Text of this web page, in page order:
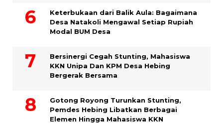
Keterbukaan dari Balik Aula: Bagaimana
Desa Natakoli Mengawal Setiap Rupiah
Modal BUM Desa
Bersinergi Cegah Stunting, Mahasiswa
KKN Unipa Dan KPM Desa Hebing
Bergerak Bersama
Gotong Royong Turunkan Stunting,
Pemdes Hebing Libatkan Berbagai
Elemen Hingga Mahasiswa KKN